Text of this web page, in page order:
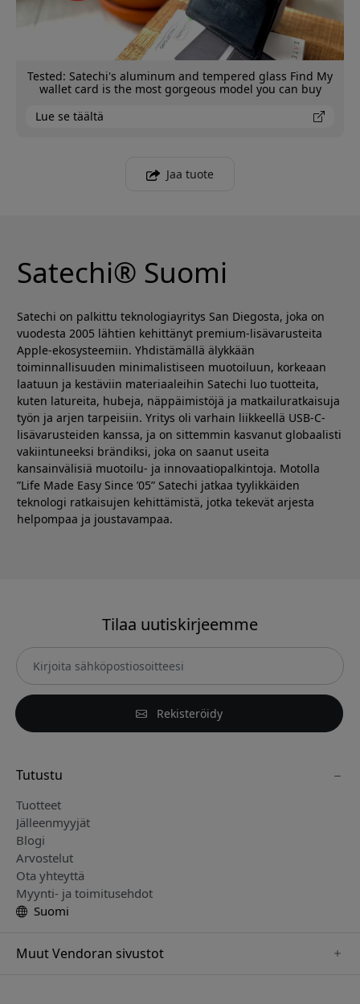
Tested: Satechi's aluminum and tempered glass Find My
wallet card is the most gorgeous model you can buy
Lue se täältä
Jaa tuote
Satechi® Suomi
Satechi on palkittu teknologiayritys San Diegosta, joka on
vuodesta 2005 lähtien kehittänyt premium-lisävarusteita
Apple-ekosysteemiin. Yhdistämällä älykkään
toiminnallisuuden minimalistiseen muotoiluun, korkeaan
laatuun ja kestäviin materiaaleihin Satechi luo tuotteita,
kuten latureita, hubeja, näppäimistöjä ja matkailuratkaisuja
työn ja arjen tarpeisiin. Yritys oli varhain liikkeellä USB-C-
lisävarusteiden kanssa, ja on sittemmin kasvanut globaalisti
vakiintuneeksi brändiksi, joka on saanut useita
kansainvälisiä muotoilu- ja innovaatiopalkintoja. Motolla
”Life Made Easy Since ’05” Satechi jatkaa tyylikkäiden
teknologi ratkaisujen kehittämistä, jotka tekevät arjesta
helpompaa ja joustavampaa.
Tilaa uutiskirjeemme
Rekisteröidy
Tutustu
Tuotteet
Jälleenmyyjät
Blogi
Arvostelut
Ota yhteyttä
Myynti- ja toimitusehdot
Suomi
Muut Vendoran sivustot